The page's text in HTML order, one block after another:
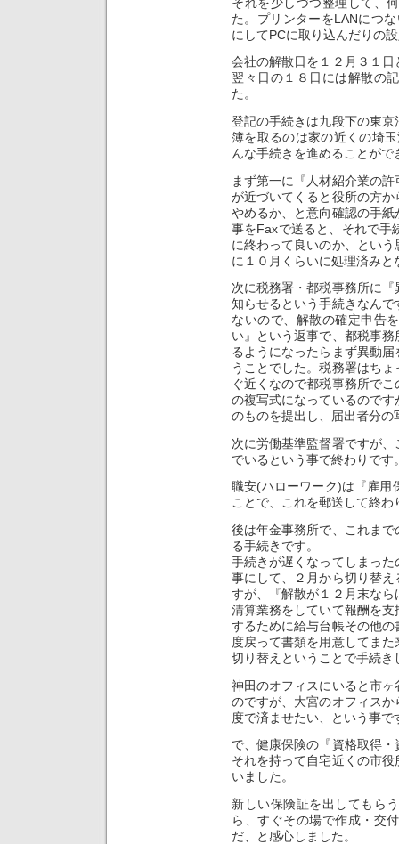
た。プリンターをLANにつ
にしてPCに取り込んだりの
会社の解散日を１２月３１
翌々日の１８日には解散の
た。
登記の手続きは九段下の東
簿を取るのは家の近くの埼
んな手続きを進めることがで
まず第一に『人材紹介業の
が近づいてくると役所の方
やめるか、と意向確認の手
事をFaxで送ると、それで手
に終わって良いのか、とい
に１０月くらいに処理済みと
次に税務署・都税事務所に
知らせるという手続きなん
ないので、解散の確定申告
い』という返事で、都税事
るようになったらまず異動
うことでした。税務署はち
ぐ近くなので都税事務所で
の複写式になっているので
のものを提出し、届出者分
次に労働基準監督署ですが
でいるという事で終わりです
職安(ハローワーク)は『雇用
ことで、これを郵送して終わ
後は年金事務所で、これま
る手続きです。
手続きが遅くなってしまっ
事にして、２月から切り替
すが、『解散が１２月末な
清算業務をしていて報酬を
するために給与台帳その他
度戻って書類を用意してま
切り替えということで手続
神田のオフィスにいると市
のですが、大宮のオフィス
度で済ませたい、という事で
で、健康保険の『資格取得
それを持って自宅近くの市
いました。
新しい保険証を出してもら
ら、すぐその場で作成・交
だ、と感心しました。